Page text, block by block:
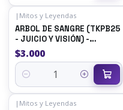
| Mitos y Leyendas
ARBOL DE SANGRE (TKPB25
- JUICIO Y VISIÓN) -
SINGLES MITOS Y
LEYENDAS
$3.000
Quantity
| Mitos y Leyendas